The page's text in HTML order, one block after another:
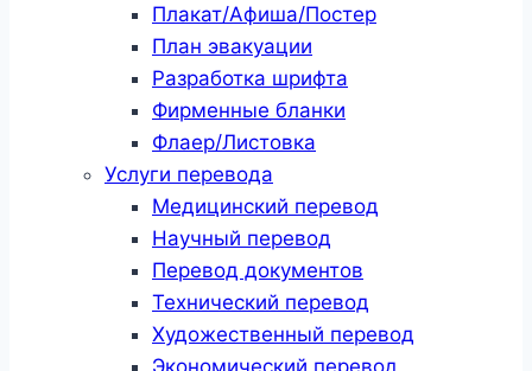
Плакат/Афиша/Постер
План эвакуации
Разработка шрифта
Фирменные бланки
Флаер/Листовка
Услуги перевода
Медицинский перевод
Научный перевод
Перевод документов
Технический перевод
Художественный перевод
Экономический перевод